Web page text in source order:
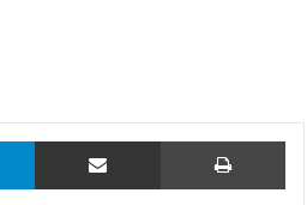
Telegram Share via Email Print